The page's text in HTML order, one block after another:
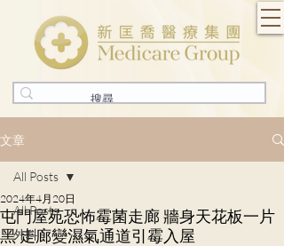
文章
All Posts
外科
All Posts
屯門屋苑恐怖霉菌走廊 牆身天花板一片
黑 走廊變濕氣通道引霉入屋
2024年4月20日